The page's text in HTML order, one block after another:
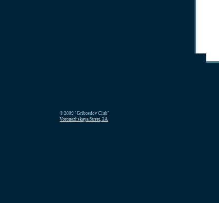
© 2009 "Griboedov Club"
Voronezhskaya Street, 2A